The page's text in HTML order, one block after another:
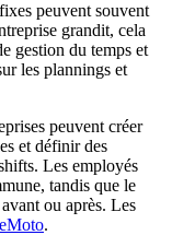
peuvent souvent
grandit, cela
gestion du temps et
les plannings et
peuvent créer
et définir des
Les employés
tandis que le
ou après. Les
.